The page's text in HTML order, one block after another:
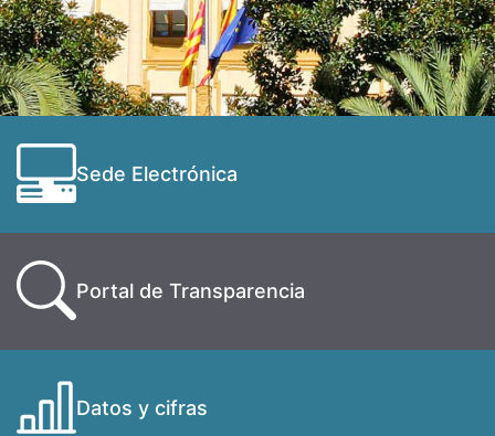
Sede Electrónica
Portal de Transparencia
Datos y cifras